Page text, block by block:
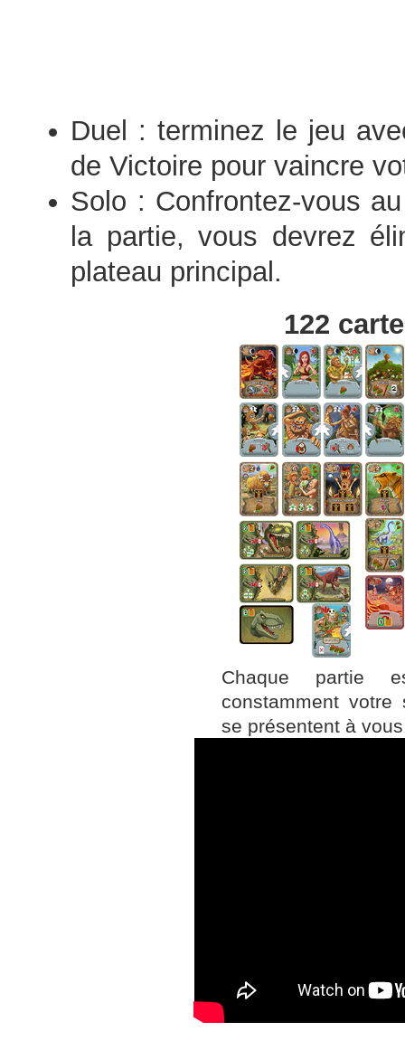
Duel : terminez le jeu
de Victoire pour vaincre
Solo : Confrontez-vous
la partie, vous devrez
plateau principal.
122
Chaque partie
constamment
se présentent à